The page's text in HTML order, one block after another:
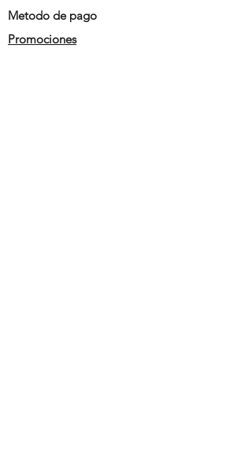
Metodo de pago
Promociones